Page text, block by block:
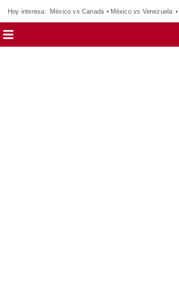
Hoy interesa: México vs Canadá México vs Venezuela